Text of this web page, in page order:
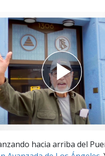
hacia arriba del